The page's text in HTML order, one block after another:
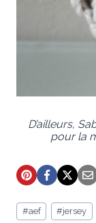
D’ailleurs,
pour la
Étiquettes
de
#aef #jersey